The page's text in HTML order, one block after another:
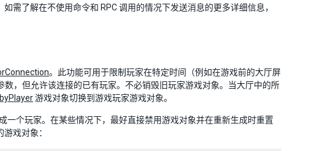
需了解在不使用命令和 RPC 调用的情况下发送消息的更多详细信息，
。此功能可用于限制玩家在特定时间（例如在游戏前的大厅屏
数，但允许该连接的已有玩家。不必销毁旧玩家游戏对象。当大厅中的所
游戏对象切换到游戏玩家游戏对象。
一个玩家。在某些情况下，最好直接禁用游戏对象并在重新生成时重置
戏对象：